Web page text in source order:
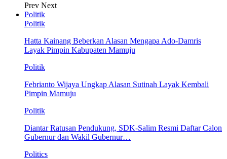
Prev Next
Politik
Politik
Hatta Kainang Beberkan Alasan Mengapa Ado-Damris
Layak Pimpin Kabupaten Mamuju
Politik
Febrianto Wijaya Ungkap Alasan Sutinah Layak Kembali
Pimpin Mamuju
Politik
Diantar Ratusan Pendukung, SDK-Salim Resmi Daftar Calon
Gubernur dan Wakil Gubernur…
Politics